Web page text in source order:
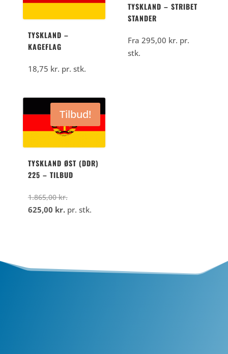
TYSKLAND –
KAGEFLAG
18,75 kr. pr. stk.
TYSKLAND – STRIBET
STANDER
Fra 295,00 kr. pr.
stk.
Tilbud!
TYSKLAND ØST (DDR)
225 – TILBUD
1.865,00kr.Den
oprindelige
625,00 kr.Den
kr..
pr. stk.